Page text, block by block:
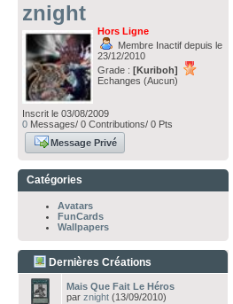
znight
Hors Ligne
Membre Inactif depuis le
23/12/2010
Grade : [Kuriboh]
Echanges (Aucun)
Inscrit le 03/08/2009
0 Messages/ 0 Contributions/ 0 Pts
Message Privé
Catégories
Avatars
FunCards
Wallpapers
Dernières Créations
Mais Que Fait Le Héros
par znight (13/09/2010)